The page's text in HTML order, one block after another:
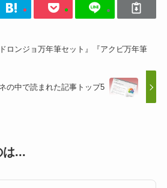
ロンジョ万年筆セット』『アクビ万年筆
の中で読まれた記事トップ5
は...